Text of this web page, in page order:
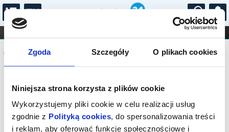
Zgoda Szczegóły O plikach cookies
Niniejsza strona korzysta z plików cookie
Wykorzystujemy pliki cookie w celu realizacji usług
zgodnie z Polityką cookies, do spersonalizowania treści
i reklam, aby oferować funkcje społecznościowe i
...
FILHARMONIA OPERA I BALET
STAND-UP
DLA DZIECI
Komunikat
Sprzedaż on-line została zakończona,
sprawdź dostępność biletów w kasach
instytucji.